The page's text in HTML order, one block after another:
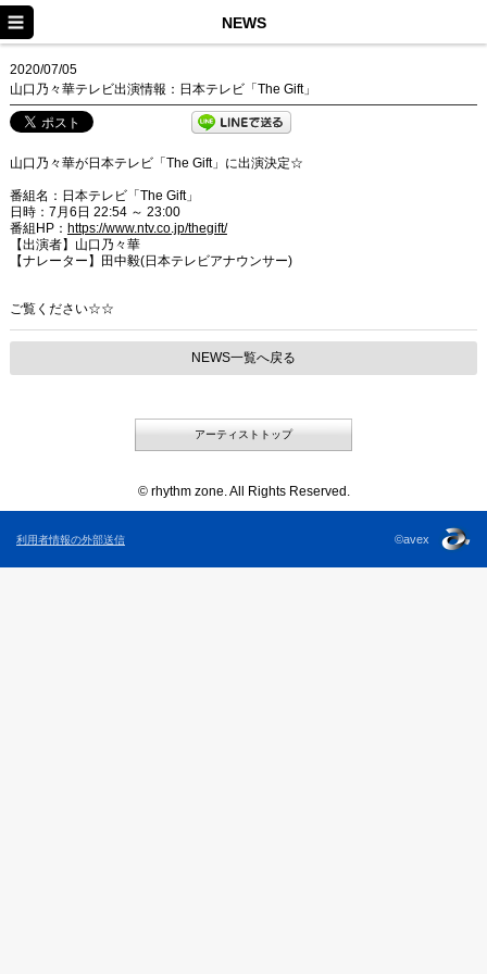
NEWS
2020/07/05
山口乃々華テレビ出演情報：日本テレビ「The Gift」
山口乃々華が日本テレビ「The Gift」に出演決定☆
番組名：日本テレビ「The Gift」
日時：7月6日 22:54 ～ 23:00
番組HP： https://www.ntv.co.jp/thegift/
【出演者】山口乃々華
【ナレーター】田中毅(日本テレビアナウンサー)
ご覧ください☆☆
NEWS一覧へ戻る
アーティストトップ
© rhythm zone. All Rights Reserved.
利用者情報の外部送信 ©avex
NEWS
PROFILE
DISCOGRAPHY
VIDEO
Dream
Happiness